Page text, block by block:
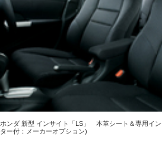
ホンダ 新型 インサイト「LS」 本革シート＆専用イ
ター付：メーカーオプション)